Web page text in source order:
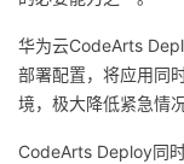
华为云CodeArts
部署配置，将应用同
境，极大降低紧急情
CodeArts Deploy同